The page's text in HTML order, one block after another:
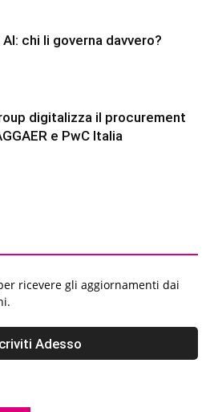
chi li governa davvero?
digitalizza il procurement
e PwC Italia
ricevere gli aggiornamenti dai